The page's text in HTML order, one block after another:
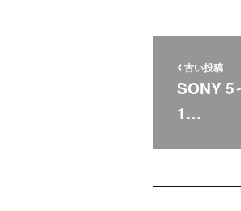
古い投稿
SONY 5
1…